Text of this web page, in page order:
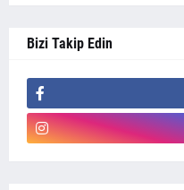
Bizi Takip Edin